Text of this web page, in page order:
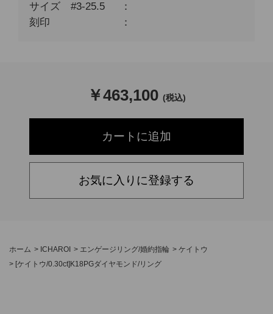
サイズ #3-25.5
刻印
￥463,100 (税込)
お気に入りに登録する
ホーム > ICHAROI > エンゲージリング/婚約指輪 > ケイトウ
> [ケイトウ/0.30ct]K18PGダイヤモンド/リング